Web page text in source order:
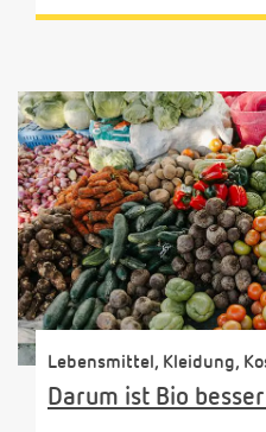
Lebensmittel, Kleidung,
Darum ist Bio